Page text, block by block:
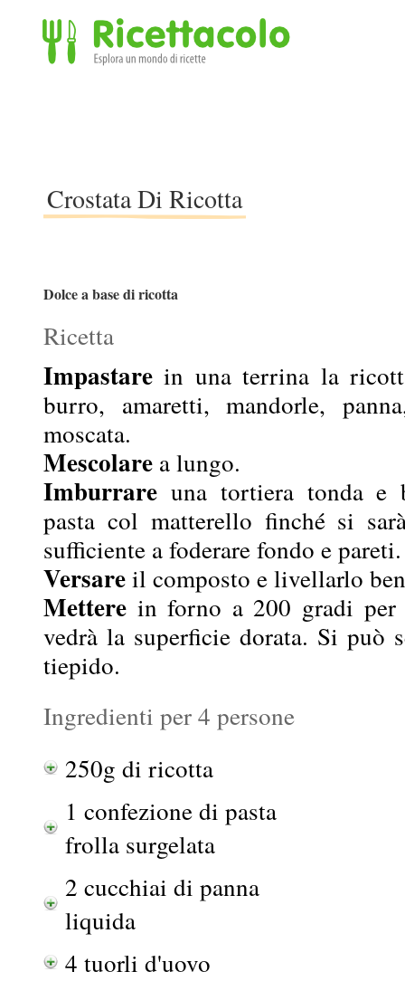
Crostata Di Ricotta
Dolce a base di ricotta
Ricetta
Impastare in una terrina la
burro, amaretti, mandorle,
moscata.
Mescolare a lungo.
Imburrare una tortiera tonda e
pasta col matterello finché si
sufficiente a foderare fondo e pareti.
Versareil composto e livellarlo
Mettere in forno a 200 gradi
vedrà la superficie dorata. Si può
tiepido.
Ingredienti per 4 persone
250g di ricotta
1 confezione di pasta
frolla surgelata
2 cucchiai di panna
liquida
4 tuorli d'uovo